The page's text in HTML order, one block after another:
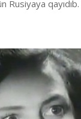
Rusiyaya qayıdıb.